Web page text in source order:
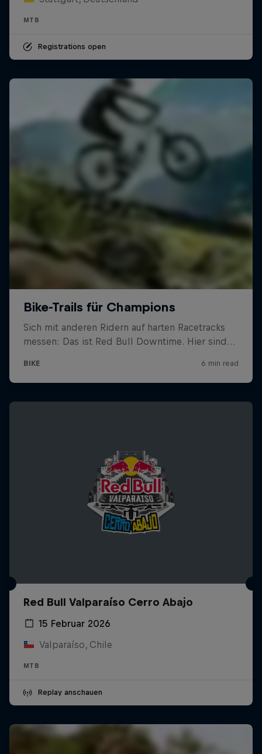
MTB
Registrations open
Red Bull Valparaíso Cerro Abajo
15 Februar 2026
Valparaíso, Chile
MTB
Replay anschauen